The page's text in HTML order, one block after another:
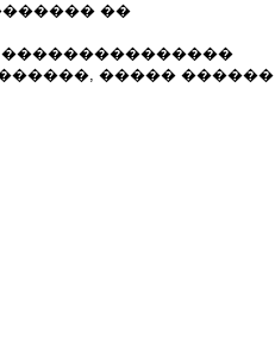
��
����� ������